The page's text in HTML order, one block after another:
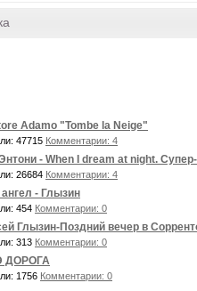
Adamo "Tombe la Neige"
47715 Комментарии: 4
- When I dream at night.
26684 Комментарии: 4
- Глызин
454 Комментарии: 0
Глызин-Поздний вечер в
313 Комментарии: 0
ДОРОГА
1756 Комментарии: 0